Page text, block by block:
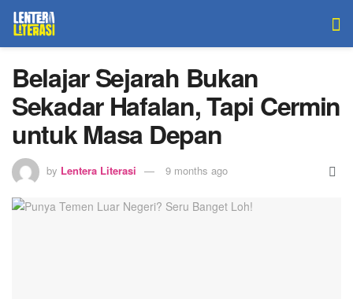
Belajar Sejarah Bukan
Sekadar Hafalan, Tapi Cermin
untuk Masa Depan
by Lentera Literasi 9 months ago